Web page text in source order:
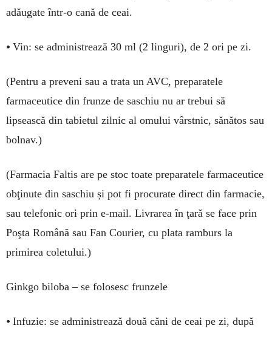
adăugate într-o cană de ceai.
• Vin: se administrează 30 ml (2 linguri), de 2 ori pe zi.
(Pentru a preveni sau a trata un AVC, preparatele
farmaceutice din frunze de saschiu nu ar trebui să
lipsească din tabietul zilnic al omului vârstnic, sănătos sau
bolnav.)
(Farmacia Faltis are pe stoc toate preparatele farmaceutice
obţinute din saschiu și pot fi procurate direct din farmacie,
sau telefonic ori prin e-mail. Livrarea în ţară se face prin
Poşta Română sau Fan Courier, cu plata ramburs la
primirea coletului.)
Ginkgo biloba – se folosesc frunzele
• Infuzie: se administrează două căni de ceai pe zi, după